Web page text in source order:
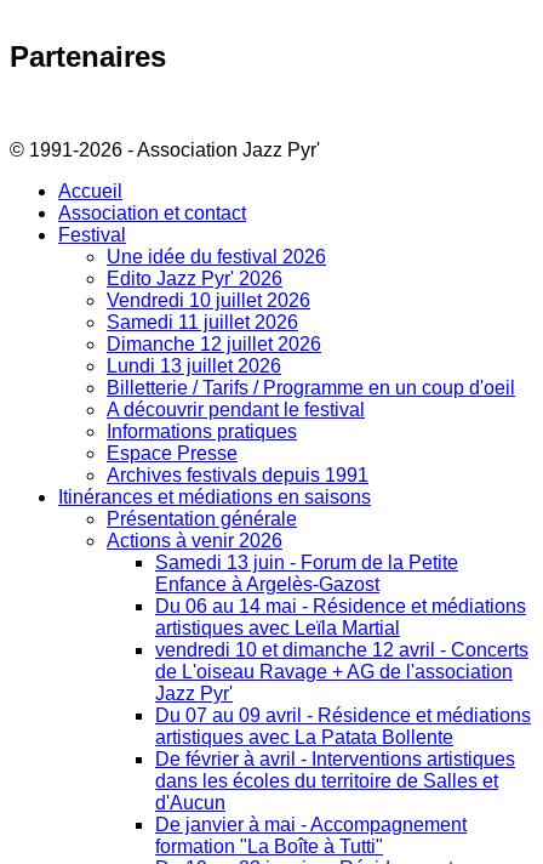
Partenaires
© 1991-2026 - Association Jazz Pyr'
Accueil
Association et contact
Festival
Une idée du festival 2026
Edito Jazz Pyr' 2026
Vendredi 10 juillet 2026
Samedi 11 juillet 2026
Dimanche 12 juillet 2026
Lundi 13 juillet 2026
Billetterie / Tarifs / Programme en un coup d'oeil
A découvrir pendant le festival
Informations pratiques
Espace Presse
Archives festivals depuis 1991
Itinérances et médiations en saisons
Présentation générale
Actions à venir 2026
Samedi 13 juin - Forum de la Petite
Enfance à Argelès-Gazost
Du 06 au 14 mai - Résidence et médiations
artistiques avec Leïla Martial
vendredi 10 et dimanche 12 avril - Concerts
de L'oiseau Ravage + AG de l'association
Jazz Pyr'
Du 07 au 09 avril - Résidence et médiations
artistiques avec La Patata Bollente
De février à avril - Interventions artistiques
dans les écoles du territoire de Salles et
d'Aucun
De janvier à mai - Accompagnement
formation "La Boîte à Tutti"